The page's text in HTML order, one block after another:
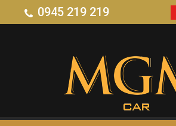
0945 219 219